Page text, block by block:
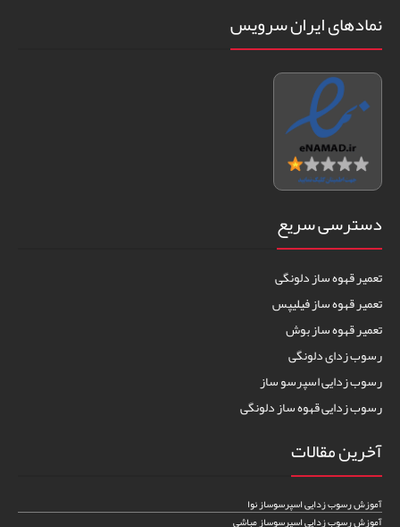
نمادهای ایران سرویس
دسترسی سریع
تعمیر قهوه ساز دلونگی
تعمیر قهوه ساز فیلیپس
تعمیر قهوه ساز بوش
رسوب زدای دلونگی
رسوب زدایی اسپرسو ساز
رسوب زدایی قهوه ساز دلونگی
آخرین مقالات
آموزش رسوب زدایی اسپرسوساز نوا
آموزش رسوب زدایی اسپرسوساز مباشی